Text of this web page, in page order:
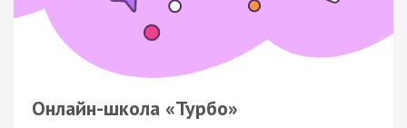
Онлайн-школа «Турбо»